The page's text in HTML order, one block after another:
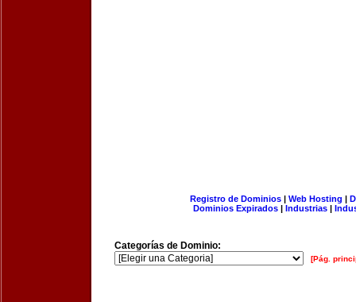
Registro de Dominios| Web Hosting |
Dominios Expirados | Industrias |
Categorías de Dominio:
[Pág.